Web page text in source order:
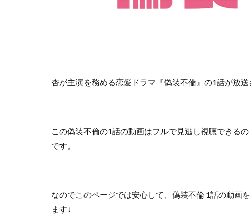
杏が主演を務める恋愛ドラマ『偽装不倫』の1話が放送
この偽装不倫の1話の動画はフルで見逃し視聴できるの
です。
なのでこのページでは安心して、 偽装不倫 1話の動画
ます↓